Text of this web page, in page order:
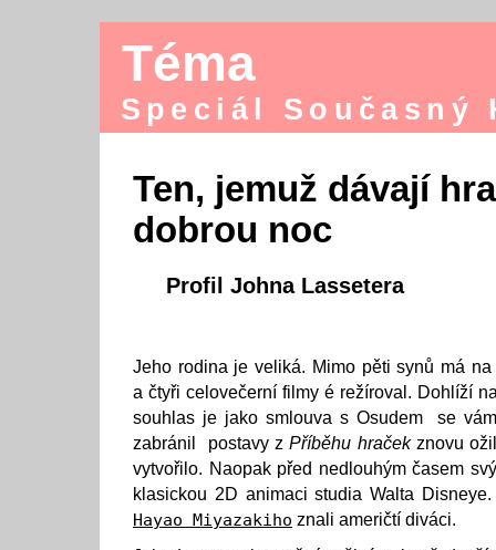
Téma
Speciál Současný
Ten, jemuž dávají
dobrou noc
Profil Johna Lassetera
Jeho rodina je veliká. Mimo pěti synů má
a čtyři celovečerní filmy é režíroval. Dohlíží
souhlas je jako smlouva s Osudem se
zabránil postavy zPříběhu hračekznovu
vytvořilo. Naopak před nedlouhým časem
klasickou 2D animaci studia Walta
Hayao Miyazakiho znali američtí diváci.